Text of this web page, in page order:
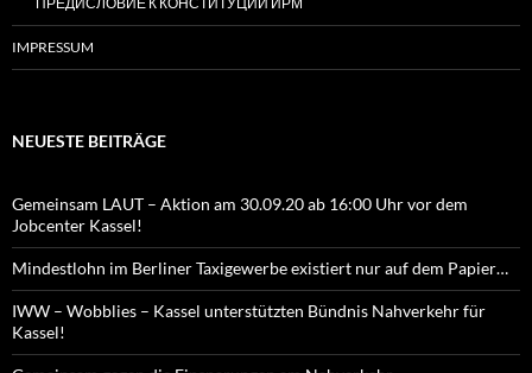
IMPRESSUM
NEUESTE BEITRÄGE
Gemeinsam LAUT – Aktion am 30.09.20 ab 16:00 Uhr vor dem
Jobcenter Kassel!
Mindestlohn im Berliner Taxigewerbe existiert nur auf dem Papier…
IWW – Wobblies – Kassel unterstützten Bündnis Nahverkehr für
Kassel!